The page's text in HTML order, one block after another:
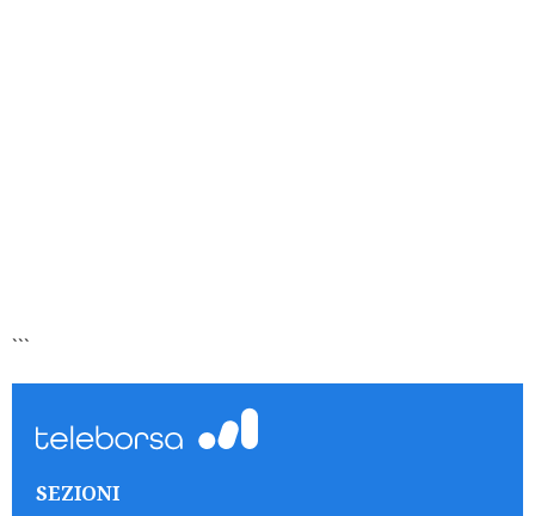
```
SEZIONI